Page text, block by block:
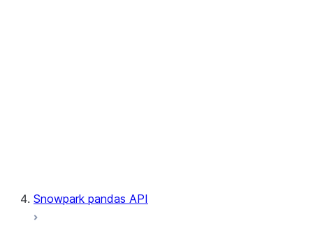
Snowpark pandas API